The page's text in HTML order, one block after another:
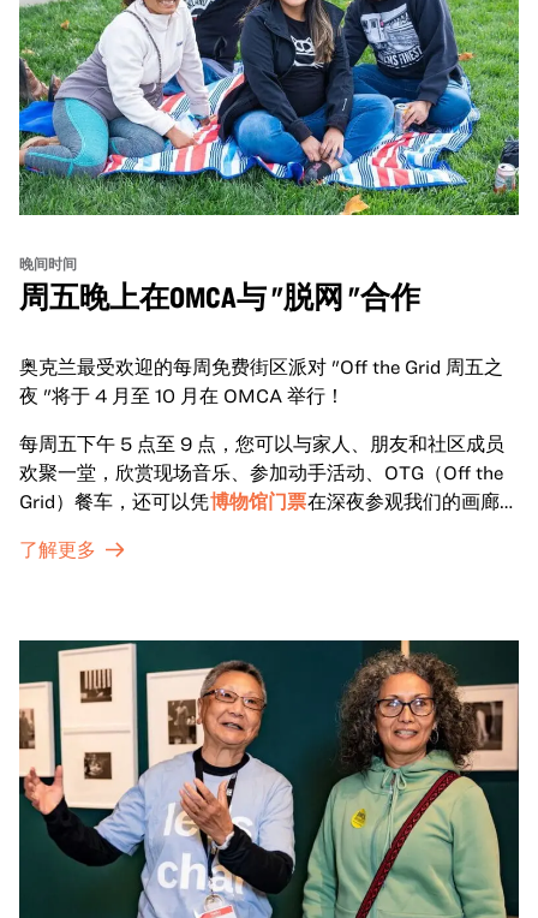
晚间时间
周五晚上在OMCA与 "脱网 "合作
奥克兰最受欢迎的每周免费街区派对 "Off the Grid 周五之
夜 "将于 4 月至 10 月在 OMCA 举行！
每周五下午 5 点至 9 点，您可以与家人、朋友和社区成员
欢聚一堂，欣赏现场音乐、参加动手活动、OTG（Off the
Grid）餐车，还可以凭博物馆门票在深夜参观我们的画廊和
了解更多